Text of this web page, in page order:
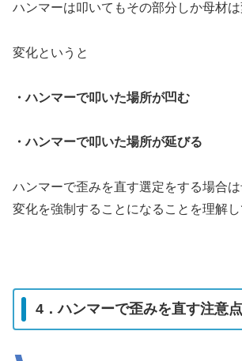
ハンマーは叩いてもその部分しか母材は
変化というと
・ハンマーで叩いた場所が凹む
・ハンマーで叩いた場所が延びる
ハンマーで歪みを直す選定をする場合
変化を強制することになることを理解し
4．ハンマーで歪みを直す注意点